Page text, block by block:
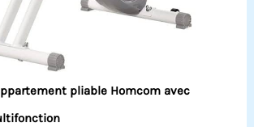
pliable Homcom avec